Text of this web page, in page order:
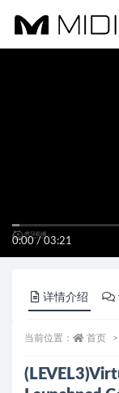
0:00/03:21
详情介绍
当前位置： 首页